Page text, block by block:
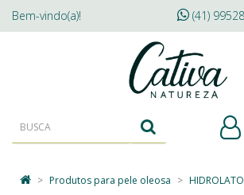
Bem-vindo(a)! (41)
Produtos para pele oleosa